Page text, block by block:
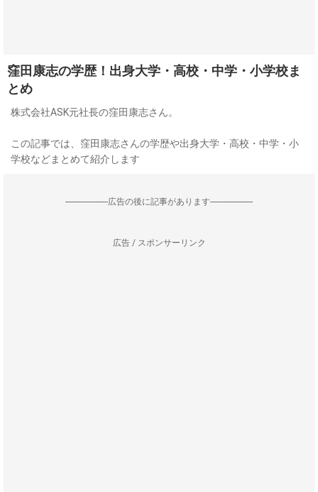
窪田康志の学歴！出身大学・高校・中学・小学校ま
とめ
株式会社ASK元社長の窪田康志さん。
この記事では、窪田康志さんの学歴や出身大学・高校・中学・小
学校などまとめて紹介します
--------------------広告の後に記事があります--------------------
広告 / スポンサーリンク